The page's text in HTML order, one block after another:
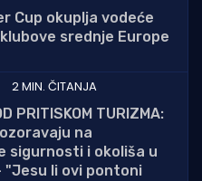
Cup okuplja vodeće
srednje Europe
2 MIN. ČITANJA
PRITISKOM TURIZMA:
na
sigurnosti i okoliša u
"Jesu li ovi pontoni